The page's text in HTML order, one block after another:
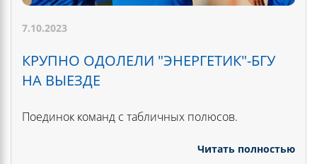
7.10.2023
КРУПНО ОДОЛЕЛИ "ЭНЕРГЕТИК"-БГУ
НА ВЫЕЗДЕ
Поединок команд с табличных полюсов.
Читать полностью